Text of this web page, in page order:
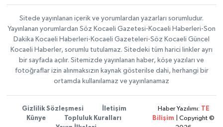
Sitede yayınlanan içerik ve yorumlardan yazarları sorumludur.
Yayınlanan yorumlardan Söz Kocaeli Gazetesi-Kocaeli Haberleri-Son
Dakika Kocaeli Haberleri-Kocaeli Gazeteleri-Söz Kocaeli Güncel
Kocaeli Haberler, sorumlu tutulamaz. Sitedeki tüm harici linkler ayrı
bir sayfada açılır. Sitemizde yayınlanan haber, köşe yazıları ve
fotoğraflar izin alınmaksızın kaynak gösterilse dahi, herhangi bir
ortamda kullanılamaz ve yayınlanamaz
Gizlilik Sözleşmesi
İletişim
Künye
Topluluk Kuralları
Haber Yazılımı:
TE
Bilişim | Copyright ©